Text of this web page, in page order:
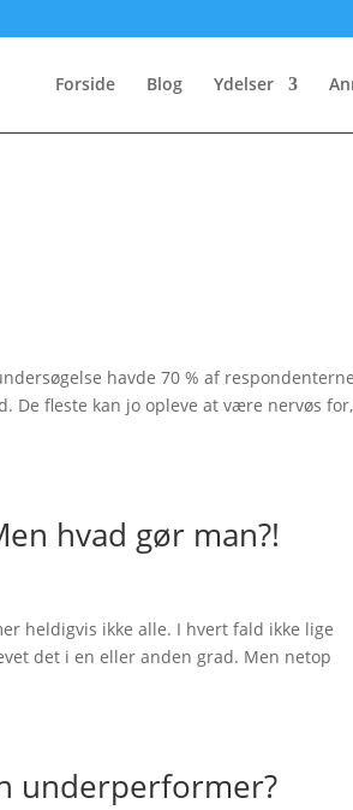
Forside Blog Ydelser
havde 70 % af respondenterne
De fleste kan jo opleve at være nervøs for,
hvad gør man?!
heldigvis ikke alle. I hvert fald ikke lige
det i en eller anden grad. Men netop
underperformer?